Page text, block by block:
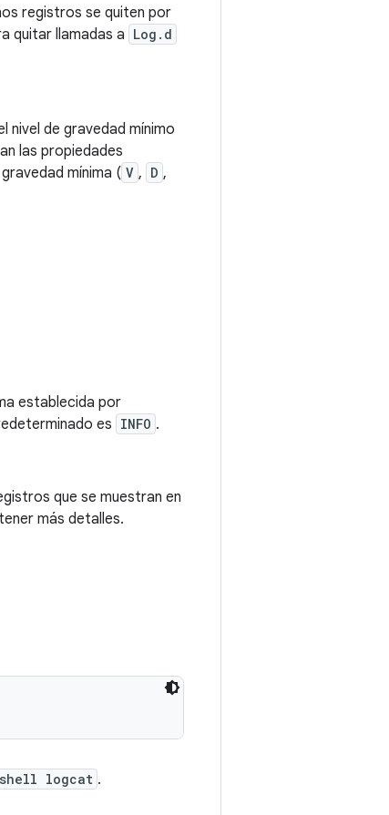
registros se quiten por
quitar llamadas a Log.d
nivel de gravedad mínimo
las propiedades
mínima ( V , D ,
establecida por
es INFO .
que se muestran en
más detalles.
logcat .